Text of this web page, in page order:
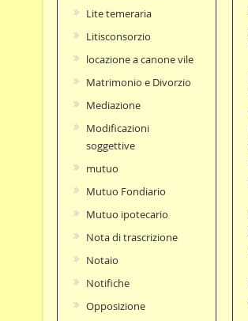
Lite temeraria
Litisconsorzio
locazione a canone vile
Matrimonio e Divorzio
Mediazione
Modificazioni
soggettive
mutuo
Mutuo Fondiario
Mutuo ipotecario
Nota di trascrizione
Notaio
Notifiche
Opposizione